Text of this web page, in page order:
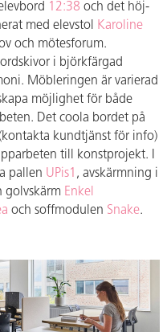
12:38 och det höj-
med elevstol
Karoline
och mötesforum.
i björkfärgad
Möbleringen är varierad
möjlighet för både
Det coola bordet på
kundtjänst för info)
till konstprojekt. I
pallen UPis1 , avskärmning i
golvskärm Enkel
och soffmodulen Snake.